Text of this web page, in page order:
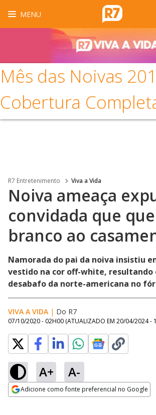
MENU
Mês das Noivas
Cobertura
R7 Entretenimento Viva a Vida
Noiva ameaça
convidada que
branco ao
Namorada do pai da noiva insistiu
vestido na cor off-white, resultando
desabafo da norte-americana no
VIVA A VIDA | Do R7
07/10/2020 - 02H00 (ATUALIZADO EM 20/04/2024 -
A+ A-
Adicione como fonte preferencial no Google